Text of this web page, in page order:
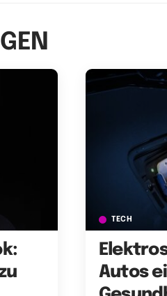
TECH
Autos